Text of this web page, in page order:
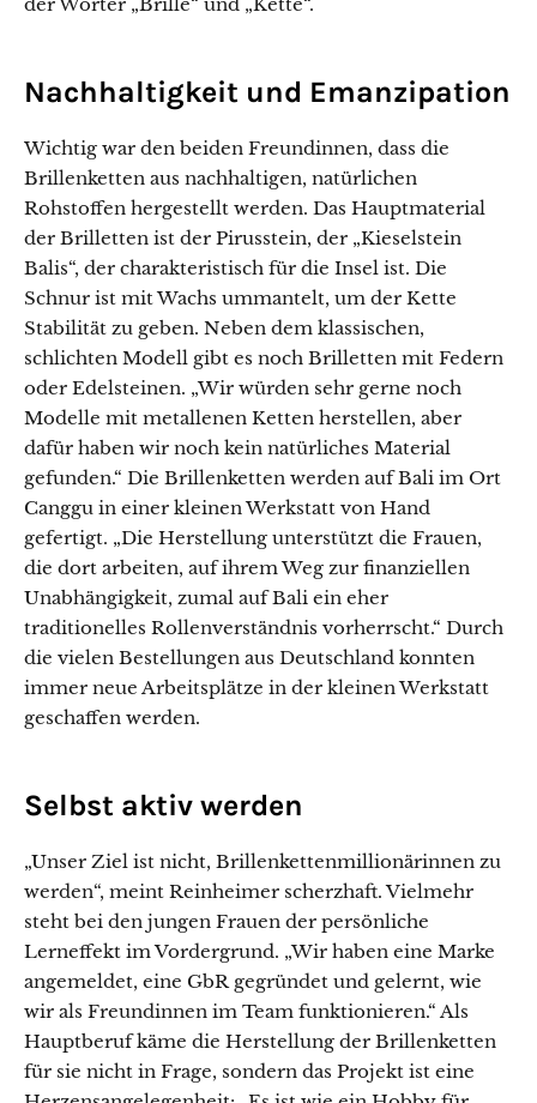
Nachhaltigkeit und Emanzipation
Wichtig war den beiden Freundinnen, dass die
Brillenketten aus nachhaltigen, natürlichen
Rohstoffen hergestellt werden. Das Hauptmaterial
der Brilletten ist der Pirusstein, der „Kieselstein
Balis“, der charakteristisch für die Insel ist. Die
Schnur ist mit Wachs ummantelt, um der Kette
Stabilität zu geben. Neben dem klassischen,
schlichten Modell gibt es noch Brilletten mit Federn
oder Edelsteinen. „Wir würden sehr gerne noch
Modelle mit metallenen Ketten herstellen, aber
dafür haben wir noch kein natürliches Material
gefunden.“ Die Brillenketten werden auf Bali im Ort
Canggu in einer kleinen Werkstatt von Hand
gefertigt. „Die Herstellung unterstützt die Frauen,
die dort arbeiten, auf ihrem Weg zur finanziellen
Unabhängigkeit, zumal auf Bali ein eher
traditionelles Rollenverständnis vorherrscht.“ Durch
die vielen Bestellungen aus Deutschland konnten
immer neue Arbeitsplätze in der kleinen Werkstatt
geschaffen werden.
Selbst aktiv werden
„Unser Ziel ist nicht, Brillenkettenmillionärinnen zu
werden“, meint Reinheimer scherzhaft. Vielmehr
steht bei den jungen Frauen der persönliche
Lerneffekt im Vordergrund. „Wir haben eine Marke
angemeldet, eine GbR gegründet und gelernt, wie
wir als Freundinnen im Team funktionieren.“ Als
Hauptberuf käme die Herstellung der Brillenketten
für sie nicht in Frage, sondern das Projekt ist eine